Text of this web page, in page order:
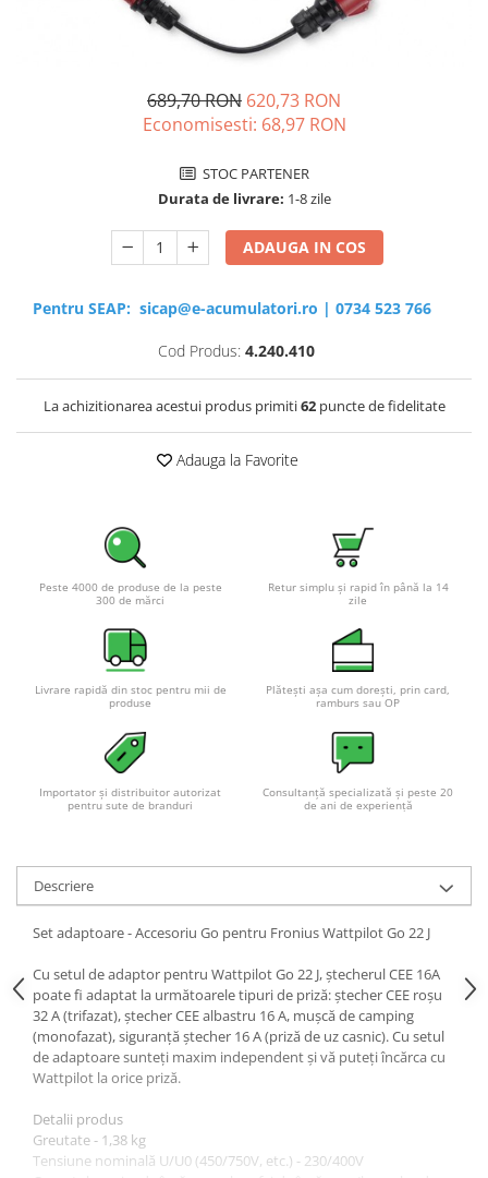
Sisteme de management (BMS)
Redresoare auto, moto, barci si
689,70 RON 620,73 RON
Economisesti: 68,97 RON
STOC PARTENER
Durata de livrare: 1-8 zile
ADAUGA IN COS
Pentru SEAP: sicap@e-acumulatori.ro | 0734 523 766
Cod Produs: 4.240.410
La achizitionarea acestui produs primiti62puncte de fidelitate
Adauga la Favorite
Peste 4000 de produse de la peste
300 de mărci
Retur simplu și rapid în până la 14
zile
Livrare rapidă din stoc pentru mii de
produse
Plătești așa cum dorești, prin card,
ramburs sau OP
Importator și distribuitor autorizat
pentru sute de branduri
Consultanță specializată și peste 20
de ani de experiență
Descriere
Set adaptoare - Accesoriu Go pentru Fronius Wattpilot Go 22 J
Cu setul de adaptor pentru Wattpilot Go 22 J, ștecherul CEE 16A
poate fi adaptat la următoarele tipuri de priză: ștecher CEE roșu
32 A (trifazat), ștecher CEE albastru 16 A, mușcă de camping
(monofazat), siguranță ștecher 16 A (priză de uz casnic). Cu setul
de adaptoare sunteți maxim independent și vă puteți încărca cu
Wattpilot la orice priză.
Detalii produs
Greutate - 1,38 kg
Tensiune nominală U/U0 (450/750V, etc.) - 230/400V